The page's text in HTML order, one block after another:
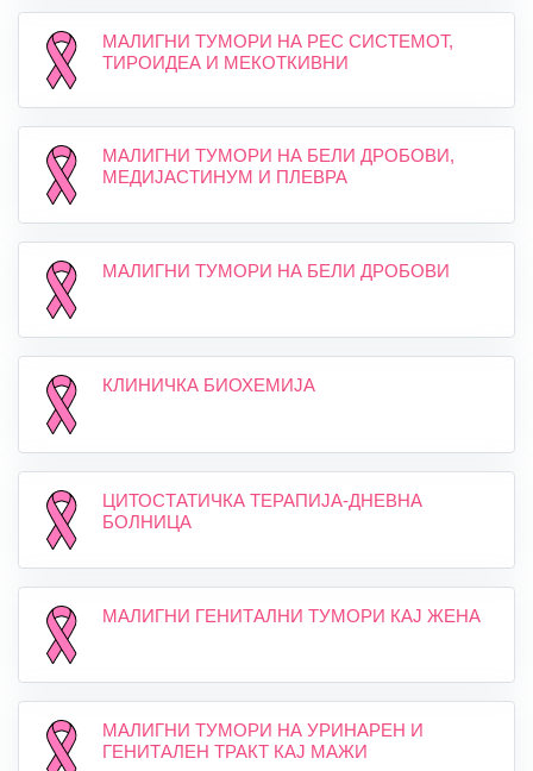
МАЛИГНИ ТУМОРИ НА РЕС СИСТЕМОТ,
ТИРОИДЕА И МЕКОТКИВНИ
МАЛИГНИ ТУМОРИ НА БЕЛИ ДРОБОВИ,
МЕДИЈАСТИНУМ И ПЛЕВРА
МАЛИГНИ ТУМОРИ НА БЕЛИ ДРОБОВИ
КЛИНИЧКА БИОХЕМИЈА
ЦИТОСТАТИЧКА ТЕРАПИЈА-ДНЕВНА
БОЛНИЦА
МАЛИГНИ ГЕНИТАЛНИ ТУМОРИ КАЈ ЖЕНА
МАЛИГНИ ТУМОРИ НА УРИНАРЕН И
ГЕНИТАЛЕН ТРАКТ КАЈ МАЖИ